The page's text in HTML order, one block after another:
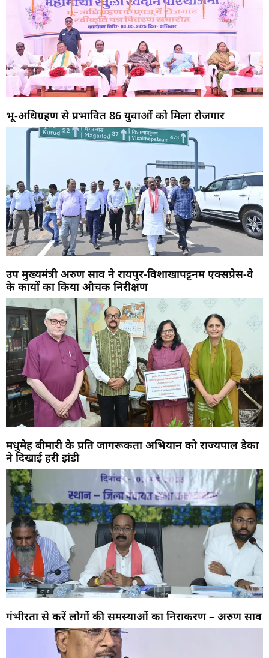
भू-अधिग्रहण से प्रभावित 86 युवाओं को मिला रोजगार
उप मुख्यमंत्री अरुण साव ने रायपुर-विशाखापट्टनम एक्सप्रेस-वे
के कार्यों का किया औचक निरीक्षण
मधुमेह बीमारी के प्रति जागरूकता अभियान को राज्यपाल डेका
ने दिखाई हरी झंडी
गंभीरता से करें लोगों की समस्याओं का निराकरण – अरुण साव